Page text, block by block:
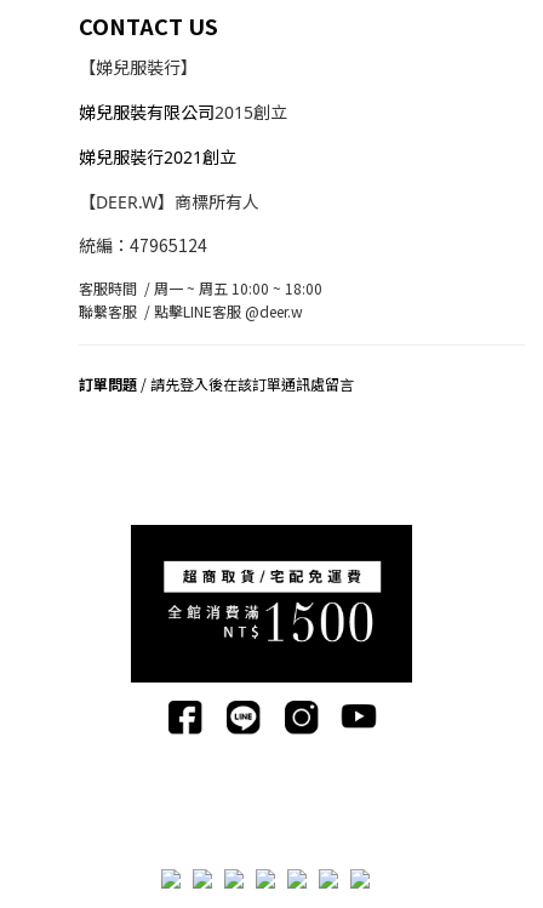
CONTACT US
【娣兒服裝行】
娣兒服裝有限公司2015創立
娣兒服裝行2021創立
【DEER.W】商標所有人
統編：47965124
客服時間 / 周一 ~ 周五 10:00 ~ 18:00
聯繫客服 /點擊LINE客服 @deer.w
訂單問題 / 請先登入後在該訂單通訊處留言